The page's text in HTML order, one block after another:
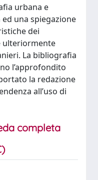
urbana e
ed una spiegazione
dei
ulteriormente
La bibliografia
l’approfondito
la redazione
all’uso di
completa